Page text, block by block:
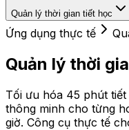
Quản lý thời gian tiết học
Ứng dụng thực tế
Quản lý thời
Tối ưu hóa 45 phút
thông minh cho từng
giờ. Công cụ thực tế